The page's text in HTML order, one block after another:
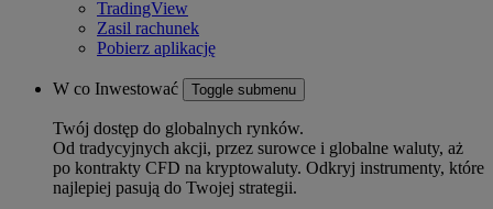
TradingView
Zasil rachunek
Pobierz aplikację
W co Inwestować Toggle submenu
Twój dostęp do globalnych rynków.
Od tradycyjnych akcji, przez surowce i globalne waluty, aż
po kontrakty CFD na kryptowaluty. Odkryj instrumenty, które
najlepiej pasują do Twojej strategii.